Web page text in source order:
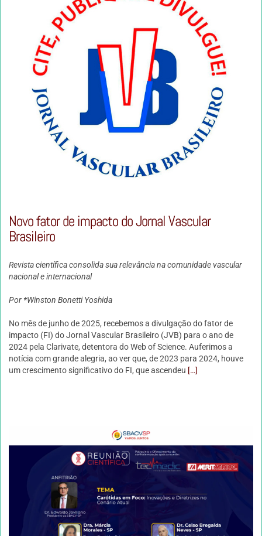
Novo fator de impacto do Jornal Vascular
Brasileiro
Revista científica consolida sua relevância na comunidade vascular
nacional e internacional
Por *Winston Bonetti Yoshida
No mês de junho de 2025, recebemos a divulgação do fator de
impacto (FI) do Jornal Vascular Brasileiro (JVB) para o ano de
2024 pela Clarivate, detentora do Web of Science. Auferimos a
notícia com grande alegria, ao ver que, de 2023 para 2024, houve
um crescimento significativo do FI, que ascendeu […]